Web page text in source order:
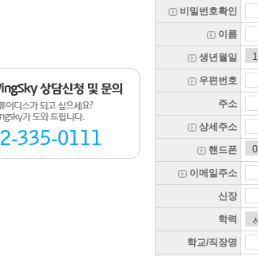
비밀번호확인
이름
생년월일
우편번호
주소
상세주소
핸드폰
이메일주소
신장
학력
학교/직장명